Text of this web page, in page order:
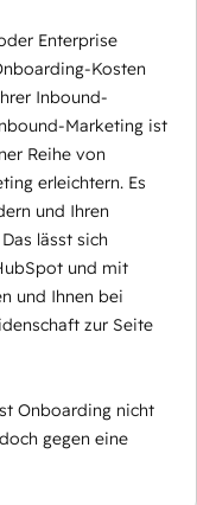
Enterprise
Kosten
Inbound-
Marketing ist
Reihe von
erleichtern. Es
und Ihren
lässt sich
und mit
und Ihnen bei
zur Seite
Onboarding nicht
gegen eine